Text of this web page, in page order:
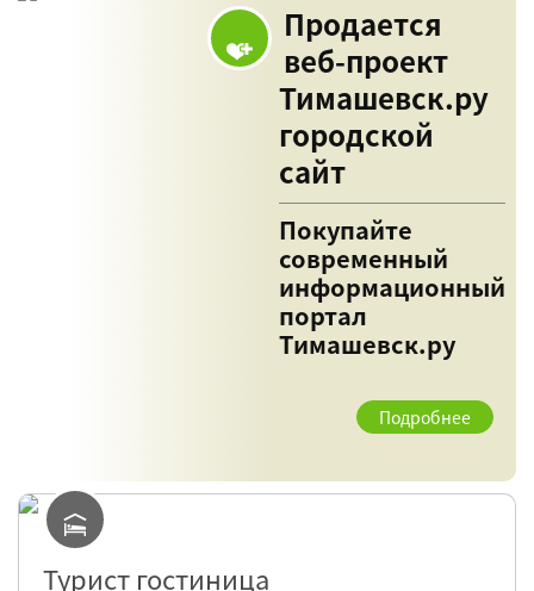
Продается
веб-проект
Тимашевск.ру
городской
сайт
Покупайте
современный
информационный
портал
Тимашевск.ру
Подробнее
Турист гостиница